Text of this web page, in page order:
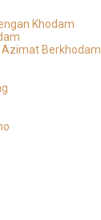
Khodam
Azimat Berkhodam